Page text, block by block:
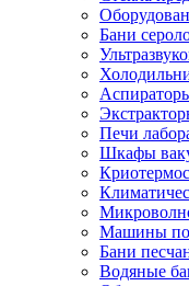
Бани
Печи
Шкафы
Машины
Бани
Водяные